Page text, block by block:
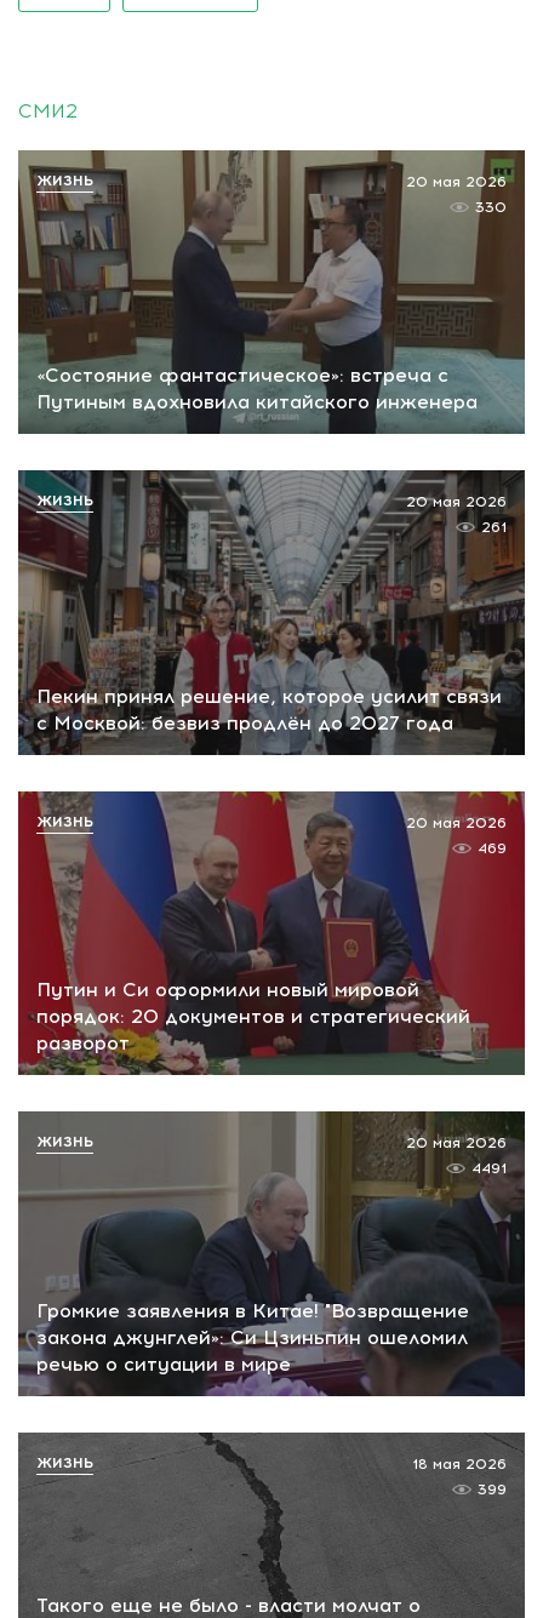
СМИ2
«Состояние фантастическое»: встреча с
Путиным вдохновила китайского инженера
20 мая 2026
330
ЖИЗНЬ
Пекин принял решение, которое усилит связи
с Москвой: безвиз продлён до 2027 года
20 мая 2026
261
ЖИЗНЬ
Путин и Си оформили новый мировой
порядок: 20 документов и стратегический
разворот
20 мая 2026
469
ЖИЗНЬ
Громкие заявления в Китае! "Возвращение
закона джунглей»: Си Цзиньпин ошеломил
речью о ситуации в мире
20 мая 2026
4491
ЖИЗНЬ
Такого еще не было - власти молчат о
18 мая 2026
399
ЖИЗНЬ